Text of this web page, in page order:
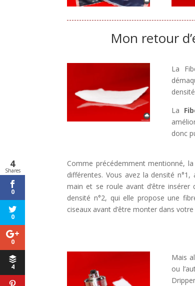
Mon retour
La
La
donc
Comme précédemment mentionné, la
différentes. Vous avez la densité
main et se roule avant d’être insérer
densité n°2, qui elle propose une
ciseaux avant d’être monter dans votre
Mais
ou
4
Shares
0
0
0
4